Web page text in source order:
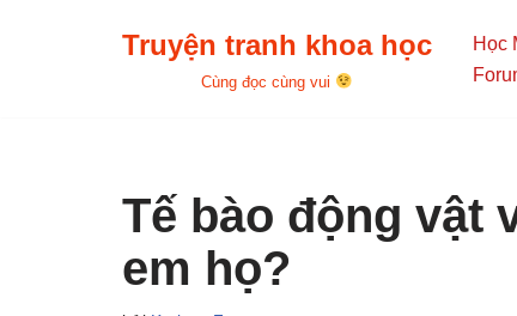
Truyện tranh khoa học
Cùng đọc cùng vui
Học
Tế bào động vật
em họ?